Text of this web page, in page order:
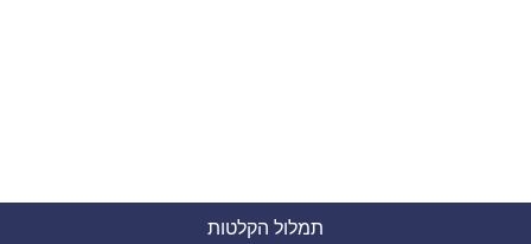
תמלול הקלטות